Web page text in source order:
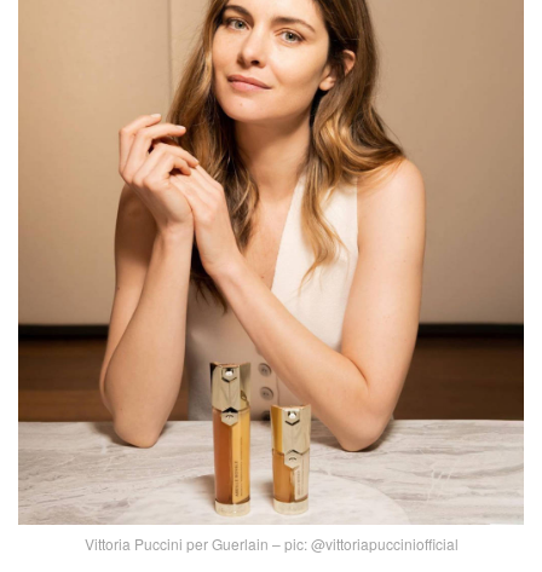
Vittoria Puccini per Guerlain – pic: @vittoriapucciniofficial